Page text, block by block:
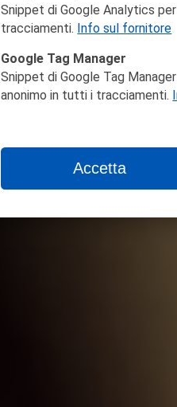
Snippet di Google Analytics
tracciamenti. Info sul fornitore
Google Tag Manager
Snippet di Google Tag
anonimo in tutti i tracciamenti.
Accetta